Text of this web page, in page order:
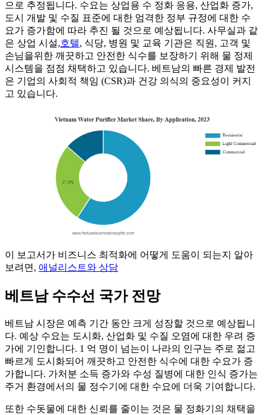
으로 추정됩니다. 수요는 상업용 수 정화 응용, 산업화 증가,
도시 개발 및 수질 표준에 대한 엄격한 정부 규정에 대한 수
요가 증가함에 따라 추진 될 것으로 예상됩니다. 사무실과 같
은 상업 시설,호텔, 식당, 병원 및 교육 기관은 직원, 고객 및
손님을위한 깨끗하고 안전한 식수를 보장하기 위해 물 정제
시스템을 점점 채택하고 있습니다. 베트남의 빠른 경제 발전
은 기업의 사회적 책임 (CSR)과 건강 의식의 중요성이 커지
고 있습니다.
이 보고서가 비즈니스 최적화에 어떻게 도움이 되는지 알아
보려면, 애널리스트와 상담
베트남 수수선 국가 전망
베트남 시장은 예측 기간 동안 크게 성장할 것으로 예상됩니
다. 예상 수요는 도시화, 산업화 및 수질 오염에 대한 우려 증
가에 기인합니다. 1 억 명이 넘는이 나라의 인구는 주로 젊고
빠르게 도시화되어 깨끗하고 안전한 식수에 대한 수요가 증
가합니다. 가처분 소득 증가와 수성 질병에 대한 인식 증가는
주거 환경에서의 물 정수기에 대한 수요에 더욱 기여합니다.
또한 수돗물에 대한 신뢰를 줄이는 것은 물 정화기의 채택을